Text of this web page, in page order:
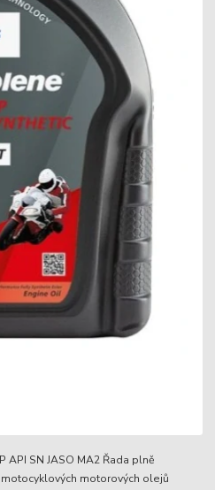
API SN JASO MA2 Řada plně
motorových olejů